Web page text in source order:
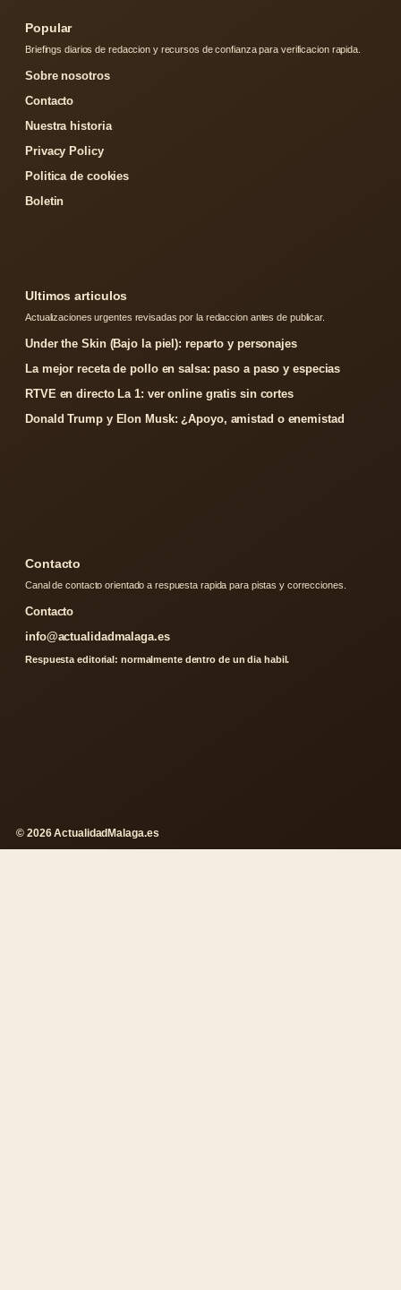
Popular
Briefings diarios de redaccion y recursos de confianza para verificacion rapida.
Sobre nosotros
Contacto
Nuestra historia
Privacy Policy
Politica de cookies
Boletin
Ultimos articulos
Actualizaciones urgentes revisadas por la redaccion antes de publicar.
Under the Skin (Bajo la piel): reparto y personajes
La mejor receta de pollo en salsa: paso a paso y especias
RTVE en directo La 1: ver online gratis sin cortes
Donald Trump y Elon Musk: ¿Apoyo, amistad o enemistad
Contacto
Canal de contacto orientado a respuesta rapida para pistas y correcciones.
Contacto
info@actualidadmalaga.es
Respuesta editorial: normalmente dentro de un dia habil.
© 2026 ActualidadMalaga.es